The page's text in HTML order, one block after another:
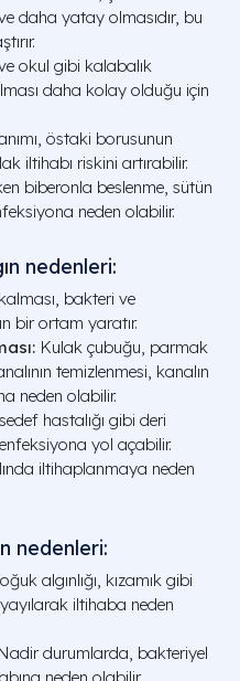
daha yatay olmasıdır, bu
okul gibi kalabalık
daha kolay olduğu için
östaki borusunun
iltihabı riskini artırabilir.
biberonla beslenme, sütün
neden olabilir.
nedenleri:
bakteri ve
bir ortam yaratır.
Kulak çubuğu, parmak
temizlenmesi, kanalın
neden olabilir.
hastalığı gibi deri
yol açabilir.
iltihaplanmaya neden
nedenleri:
algınlığı, kızamık gibi
iltihaba neden
durumlarda, bakteriyel